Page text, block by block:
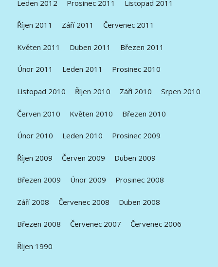
Leden 2012 Prosinec 2011 Listopad 2011
Říjen 2011 Září 2011 Červenec 2011
Květen 2011 Duben 2011 Březen 2011
Únor 2011 Leden 2011 Prosinec 2010
Listopad 2010 Říjen 2010 Září 2010 Srpen 2010
Červen 2010 Květen 2010 Březen 2010
Únor 2010 Leden 2010 Prosinec 2009
Říjen 2009 Červen 2009 Duben 2009
Březen 2009 Únor 2009 Prosinec 2008
Září 2008 Červenec 2008 Duben 2008
Březen 2008 Červenec 2007 Červenec 2006
Říjen 1990